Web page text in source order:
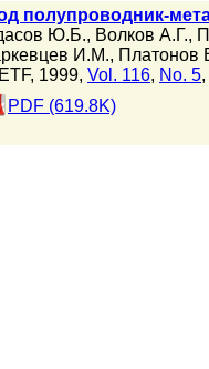
полупроводник-
Ю.Б., Волков А.Г.,
И.М., Платонов
1999, Vol. 116, No. 5
PDF (619.8K)